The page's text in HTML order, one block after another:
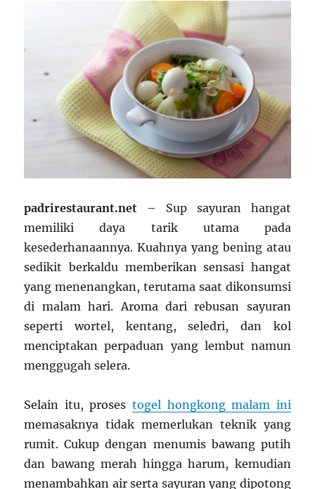
padrirestaurant.net – Sup sayuran hangat
memiliki daya tarik utama pada
kesederhanaannya. Kuahnya yang bening atau
sedikit berkaldu memberikan sensasi hangat
yang menenangkan, terutama saat dikonsumsi
di malam hari. Aroma dari rebusan sayuran
seperti wortel, kentang, seledri, dan kol
menciptakan perpaduan yang lembut namun
menggugah selera.
Selain itu, proses togel hongkong malam ini
memasaknya tidak memerlukan teknik yang
rumit. Cukup dengan menumis bawang putih
dan bawang merah hingga harum, kemudian
menambahkan air serta sayuran yang dipotong